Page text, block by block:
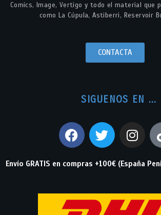
Comics, Image, Vertigo y todo el material que
como La Cúpula, Astiberri, Reservoir
CONTACTA
SIGUENOS EN ...
Envío GRATIS en compras +100€ (España